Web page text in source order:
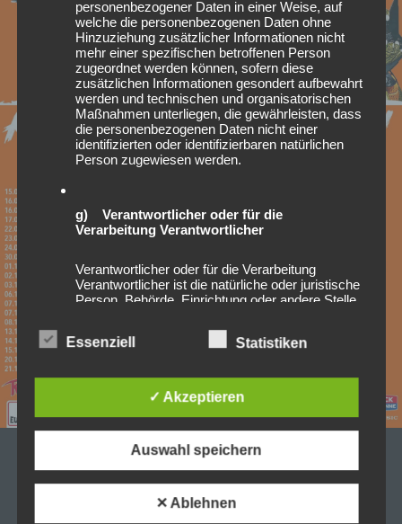
Vorankündigung: 2023-11-12
personenbezogener Daten in einer Weise, auf
welche die personenbezogenen Daten ohne
Hinzuziehung zusätzlicher Informationen nicht
mehr einer spezifischen betroffenen Person
zugeordnet werden können, sofern diese
zusätzlichen Informationen gesondert aufbewahrt
werden und technischen und organisatorischen
Maßnahmen unterliegen, die gewährleisten, dass
die personenbezogenen Daten nicht einer
identifizierten oder identifizierbaren natürlichen
Person zugewiesen werden.
g) Verantwortlicher oder für die
Verarbeitung Verantwortlicher
Verantwortlicher oder für die Verarbeitung
Verantwortlicher ist die natürliche oder juristische
Person, Behörde, Einrichtung oder andere Stelle,
Zwecke und Mittel der Verarbeitung von
personenbezogenen Daten entscheidet. Sind die
Unionsrecht oder das Recht der Mitgliedstaaten
vorgegeben, so kann der Verantwortliche
beziehungsweise können die bestimmten
Kriterien seiner Benennung nach dem
vorgesehen werden.
h) Auftragsverarbeiter
Essenziell Statistiken
✓ Akzeptieren
Auswahl speichern
✕ Ablehnen